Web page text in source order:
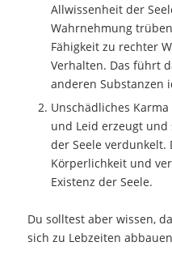
Allwissenheit der
Wahrnehmung
Fähigkeit zu rechter
Verhalten. Das führt
anderen Substanzen
Unschädliches
und Leid erzeugt und
der Seele verdunkelt.
Körperlichkeit und
Existenz der Seele.
Du solltest aber wissen,
sich zu Lebzeiten